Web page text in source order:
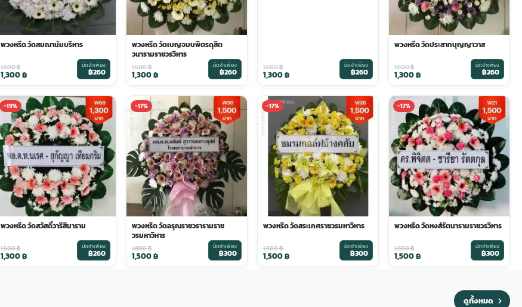
พวงหรีด วัดสมณานัมบริหาร
1,600฿
1,300฿
มัดจำเพียง
฿260
พวงหรีด วัดเบญจมบพิตรดุสิต
วนารามราชวรวิหาร
1,600฿
1,300฿
มัดจำเพียง
฿260 1,600฿
1,300฿
มัดจำเพียง
฿260
พวงหรีด วัดประสาทบุญญาวาส
1,600฿
1,300฿
มัดจำเพียง
฿260
-19%
พวงหรีด วัดสวัสดิ์วารีสีมาราม
1,600฿
1,300฿
มัดจำเพียง
฿260
-17%
พวงหรีด วัดอรุณราชวรารามราช
วรมหาวิหาร
1,800฿
1,500฿
มัดจำเพียง
฿300
-17%
พวงหรีด วัดสระเกศราชวรมหาวิหาร
1,800฿
1,500฿
มัดจำเพียง
฿300
-17%
พวงหรีด วัดหงส์รัตนารามราชวรวิหาร
1,800฿
1,500฿
มัดจำเพียง
฿300
ดูทั้งหมด